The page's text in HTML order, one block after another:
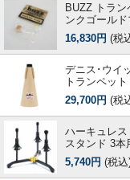
BUZZ トラ
ンクゴール
16,830円 (税
デニス･ウイ
トランペッ
29,700円 (税
ハーキュレ
スタンド 3本
5,740円 (税込